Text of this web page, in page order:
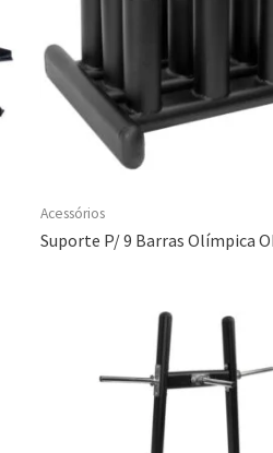
Acessórios
Suporte P/ 9 Barras Olímpica